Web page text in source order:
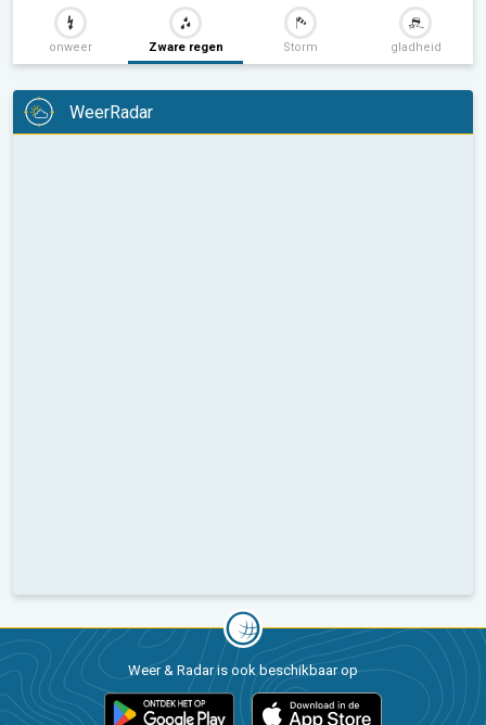
onweer Zware regen Storm gladheid
WeerRadar
Weer & Radar is ook beschikbaar op